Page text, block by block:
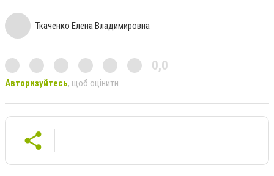
Ткаченко Елена Владимировна
0,0
Авторизуйтесь, щоб оцінити